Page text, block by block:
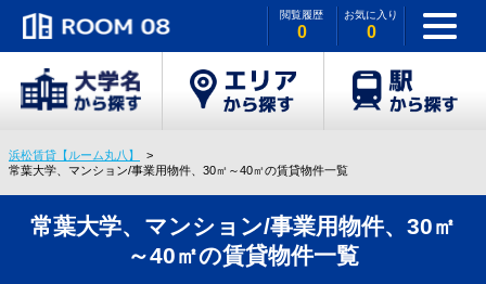
閲覧履歴
0
お気に入り
0
浜松賃貸【ルーム丸八】
常葉大学、マンション/事業用物件、30㎡～40㎡の賃貸物件一覧
常葉大学、マンション/事業用物件、30㎡
～40㎡の賃貸物件一覧